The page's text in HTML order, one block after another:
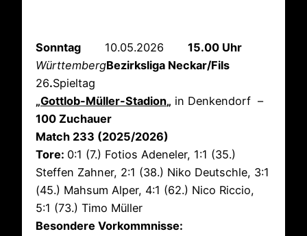
Sonntag 10.05.2026 15.00 Uhr
WürttembergBezirksliga Neckar/Fils
26.Spieltag
„Gottlob-Müller-Stadion„ in Denkendorf –
100 Zuchauer
Match 233 (2025/2026)
Tore: 0:1 (7.) Fotios Adeneler, 1:1 (35.)
Steffen Zahner, 2:1 (38.) Niko Deutschle, 3:1
(45.) Mahsum Alper, 4:1 (62.) Nico Riccio,
5:1 (73.) Timo Müller
Besondere Vorkommnisse: